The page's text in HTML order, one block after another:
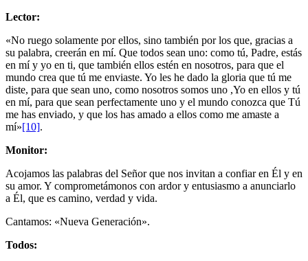
Lector:
«No ruego solamente por ellos, sino también por los que, gracias a
su palabra, creerán en mí. Que todos sean uno: como tú, Padre, estás
en mí y yo en ti, que también ellos estén en nosotros, para que el
mundo crea que tú me enviaste. Yo les he dado la gloria que tú me
diste, para que sean uno, como nosotros somos uno ,Yo en ellos y tú
en mí, para que sean perfectamente uno y el mundo conozca que Tú
me has enviado, y que los has amado a ellos como me amaste a
mí»[10].
Monitor:
Acojamos las palabras del Señor que nos invitan a confiar en Él y en
su amor. Y com­prometámonos con ardor y entusiasmo a anunciarlo
a Él, que es camino, verdad y vida.
Cantamos: «Nueva Generación».
Todos: